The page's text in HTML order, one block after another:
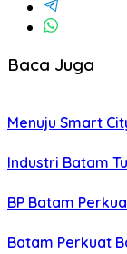
Baca Juga
Menuju Smart
Industri Batam
BP Batam
Batam Perkuat